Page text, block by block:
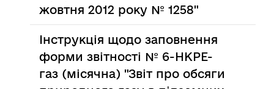
жовтня 2012 року № 1258"
Інструкція щодо заповнення
форми звітності № 6-НКРЕ-
газ (місячна) "Звіт про обсяги